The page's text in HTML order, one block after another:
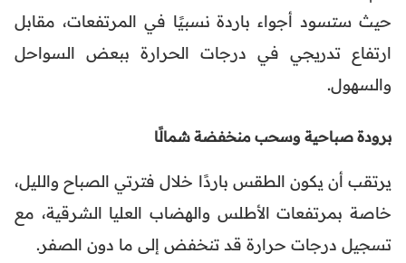
حيث ستسود أجواء باردة نسبيًا في المرتفعات، مقابل
ارتفاع تدريجي في درجات الحرارة ببعض السواحل
والسهول.
برودة صباحية وسحب منخفضة شمالًا
يرتقب أن يكون الطقس باردًا خلال فترتي الصباح والليل،
خاصة بمرتفعات الأطلس والهضاب العليا الشرقية، مع
تسجيل درجات حرارة قد تنخفض إلى ما دون الصفر.